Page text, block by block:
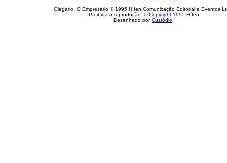
Olegário, O Empresário © 1995 Hífen Comunicação Editorial e Eventos
Proibida a reprodução. ©Copyright1995 Hífen
Desenhado porCustódio